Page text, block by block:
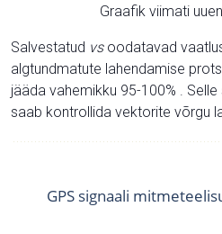
Graafik viimati
Salvestatud vsoodatavad
algtundmatute lahendamise
jääda vahemikku 95-100% .
saab kontrollida vektorite võrgu
GPS signaali